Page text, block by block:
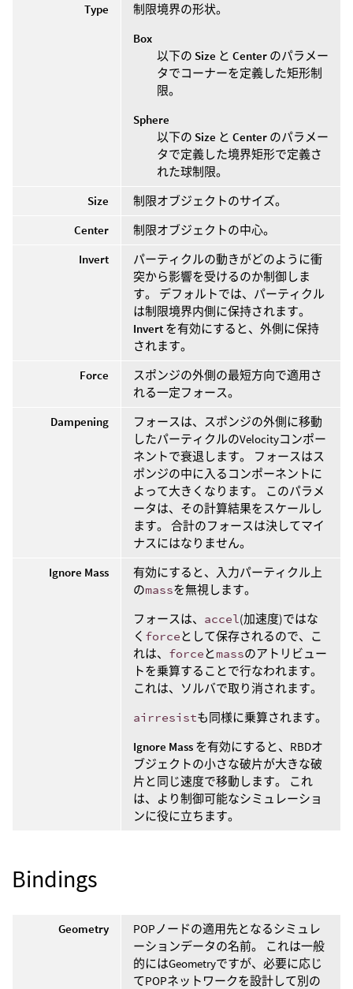
Type
制限境界の形状。
Box
以下の Size と Center のパラメー
タでコーナーを定義した矩形制
限。
Sphere
以下の Size と Center のパラメー
タで定義した境界矩形で定義さ
れた球制限。
Size
制限オブジェクトのサイズ。
Center
制限オブジェクトの中心。
Invert
パーティクルの動きがどのように衝
突から影響を受けるのか制御しま
す。 デフォルトでは、パーティクル
は制限境界内側に保持されます。
Invert を有効にすると、外側に保持
されます。
Force
スポンジの外側の最短方向で適用さ
れる一定フォース。
Dampening
フォースは、スポンジの外側に移動
したパーティクルのVelocityコンポー
ネントで衰退します。 フォースはス
ポンジの中に入るコンポーネントに
よって大きくなります。 このパラメ
ータは、その計算結果をスケールし
ます。 合計のフォースは決してマイ
ナスにはなりません。
Ignore Mass
有効にすると、入力パーティクル上
のmassを無視します。
フォースは、 accel(加速度)ではな
く forceとして保存されるので、こ
れは、 forceと massのアトリビュー
トを乗算することで行なわれます。
これは、ソルバで取り消されます。
airresistも同様に乗算されます。
Ignore Mass を有効にすると、RBDオ
ブジェクトの小さな破片が大きな破
片と同じ速度で移動します。 これ
は、より制御可能なシミュレーショ
ンに役に立ちます。
Bindings
Geometry
POPノードの適用先となるシミュレ
ーションデータの名前。 これは一般
的にはGeometryですが、必要に応じ
てPOPネットワークを設計して別の